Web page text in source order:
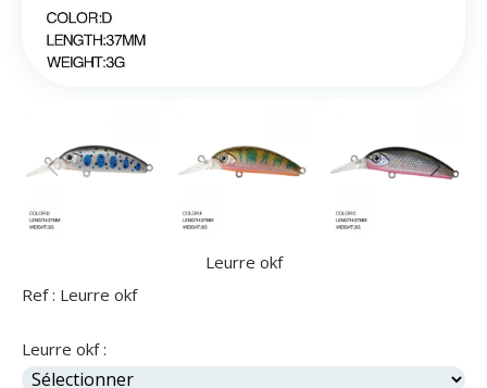
Leurre okf
Ref : Leurre okf
Leurre okf :